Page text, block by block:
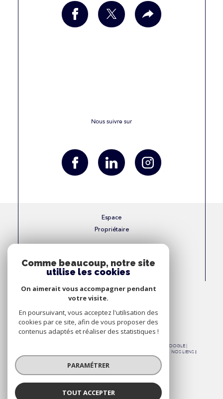
Nous suivre sur
Espace
Propriétaire
Adhérons
© 2026 | TOUS DROITS RÉSERVÉS | TRADUCTION POWERED BY GOOGLE |
NOS LIENS
POLITIQUE RGPD
COOKIES
Comme beaucoup, notre site
utilise les cookies
On aimerait vous accompagner pendant
votre visite.
En poursuivant, vous acceptez l'utilisation des
cookies par ce site, afin de vous proposer des
contenus adaptés et réaliser des statistiques !
PARAMÉTRER
TOUT ACCEPTER